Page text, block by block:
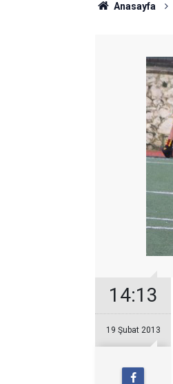
Anasayfa
14:13
19 Şubat 2013